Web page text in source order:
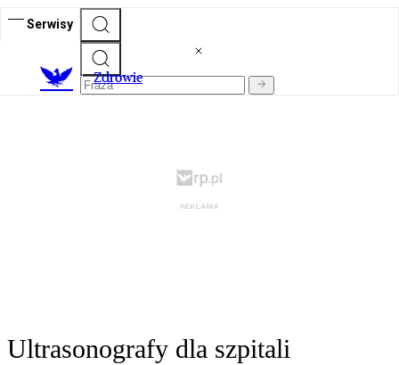
Serwisy
Zdrowie
Ultrasonografy dla szpitali